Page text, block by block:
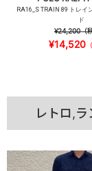
RA16_S TRAIN 89 トレイ
ド
¥24,200（
¥14,520
レトロ,